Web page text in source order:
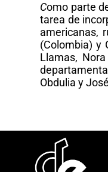
Como parte
tarea de
americanas,
(Colombia) y
Llamas,
Obdulia y